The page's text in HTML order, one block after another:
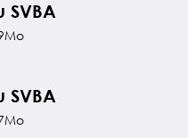
SVBA
SVBA